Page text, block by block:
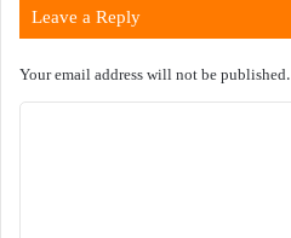
Leave a Reply
Your email address will not be published.